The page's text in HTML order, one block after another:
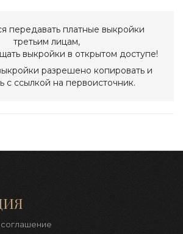
передавать платные выкройки
третьим лицам,
выкройки в открытом доступе!
разрешено копировать и
с ссылкой на первоисточник.